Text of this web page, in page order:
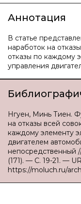
Аннотация
В статье
наработок на
отказы по каждому
управления
Нгуен, Минь Тиен.
на отказы всей
каждому элементу
двигателем
(171). — С. 19-21. —
https://moluch.ru/